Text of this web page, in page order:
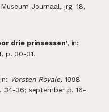
Journaal, jrg. 18,
drie prinsessen’, in:
p. 30-31.
in: Vorsten Royale, 1998
34-36; september p. 16-